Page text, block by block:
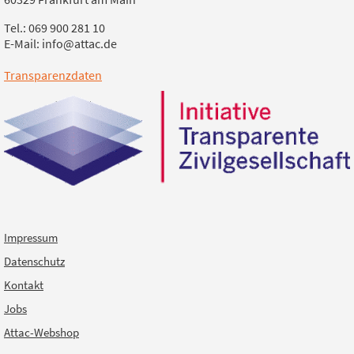
Tel.: 069 900 281 10
E-Mail: info@attac.de
Transparenzdaten
Impressum
Datenschutz
Kontakt
Jobs
Attac-Webshop